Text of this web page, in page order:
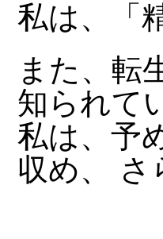
私は、「
また、転
知られて
私は、予
収め、 さ